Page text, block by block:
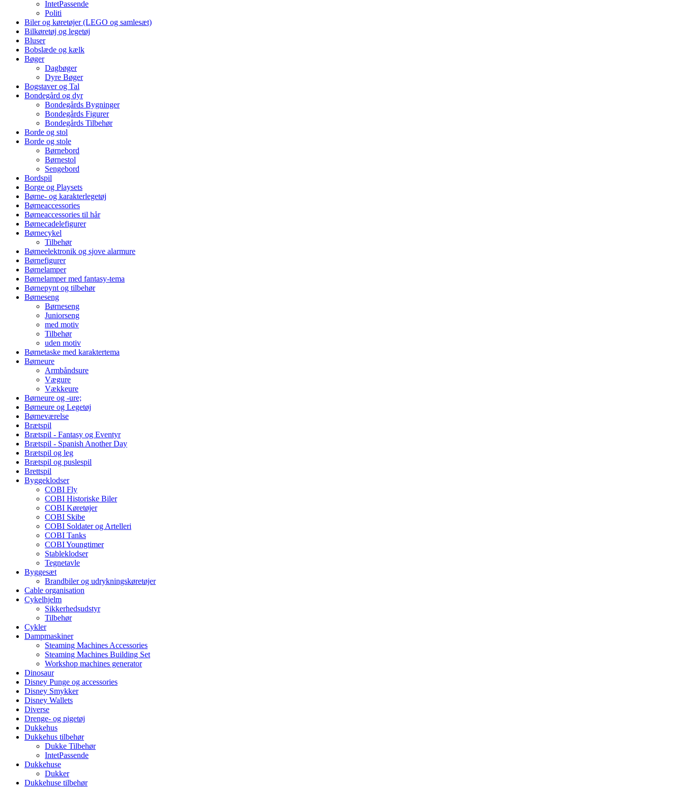
IntetPassende
Politi
Biler og køretøjer (LEGO og samlesæt)
Bilkøretøj og legetøj
Bluser
Bobslæde og kælk
Bøger
Dagbøger
Dyre Bøger
Bogstaver og Tal
Bondegård og dyr
Bondegårds Bygninger
Bondegårds Figurer
Bondegårds Tilbehør
Borde og stol
Borde og stole
Børnebord
Børnestol
Sengebord
Bordspil
Borge og Playsets
Børne- og karakterlegetøj
Børneaccessories
Børneaccessories til hår
Børnecadelefigurer
Børnecykel
Tilbehør
Børneelektronik og sjove alarmure
Børnefigurer
Børnelamper
Børnelamper med fantasy-tema
Børnepynt og tilbehør
Børneseng
Børneseng
Juniorseng
med motiv
Tilbehør
uden motiv
Børnetaske med karaktertema
Børneure
Armbåndsure
Vægure
Vækkeure
Børneure og -ure;
Børneure og Legetøj
Børneværelse
Brætspil
Brætspil - Fantasy og Eventyr
Brætspil - Spanish Another Day
Brætspil og leg
Brætspil og puslespil
Brettspil
Byggeklodser
COBI Fly
COBI Historiske Biler
COBI Køretøjer
COBI Skibe
COBI Soldater og Artelleri
COBI Tanks
COBI Youngtimer
Stableklodser
Tegnetavle
Byggesæt
Brandbiler og udrykningskøretøjer
Cable organisation
Cykelhjelm
Sikkerhedsudstyr
Tilbehør
Cykler
Dampmaskiner
Steaming Machines Accessories
Steaming Machines Building Set
Workshop machines generator
Dinosaur
Disney Punge og accessories
Disney Smykker
Disney Wallets
Diverse
Drenge- og pigetøj
Dukkehus
Dukkehus tilbehør
Dukke Tilbehør
IntetPassende
Dukkehuse
Dukker
Dukkehuse tilbehør